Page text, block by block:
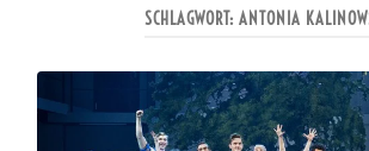
SCHLAGWORT: ANTONIA